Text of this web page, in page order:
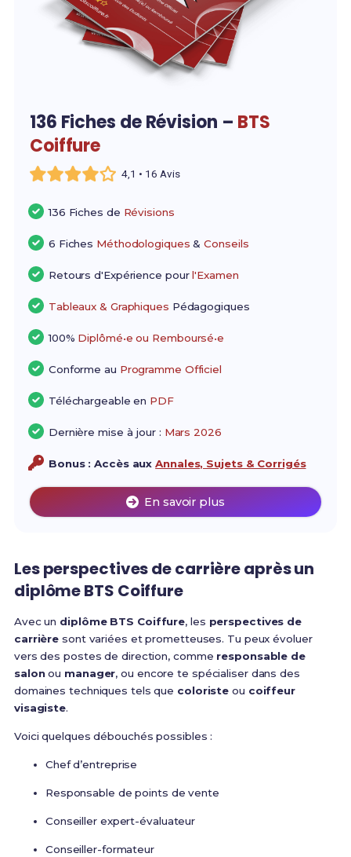
136 Fiches de Révision – BTS
Coiffure
4,1 • 16 Avis
136 Fiches de Révisions
6 Fiches Méthodologiques &Conseils
Retours d'Expérience pourl'Examen
Tableaux & Graphiques Pédagogiques
100% Diplômé•e ou Remboursé•e
Conforme au Programme Officiel
Téléchargeable en PDF
Dernière mise à jour : Mars 2026
Bonus : Accès auxAnnales, Sujets & Corrigés
En savoir plus
Les perspectives de carrière après un
diplôme BTS Coiffure
Avec un diplôme BTS Coiffure, les perspectives de
carrière sont variées et prometteuses. Tu peux évoluer
vers des postes de direction, comme responsable de
salonou manager, ou encore te spécialiser dans des
domaines techniques tels que coloriste ou coiffeur
visagiste.
Voici quelques débouchés possibles :
Chef d’entreprise
Responsable de points de vente
Conseiller expert-évaluateur
Conseiller-formateur